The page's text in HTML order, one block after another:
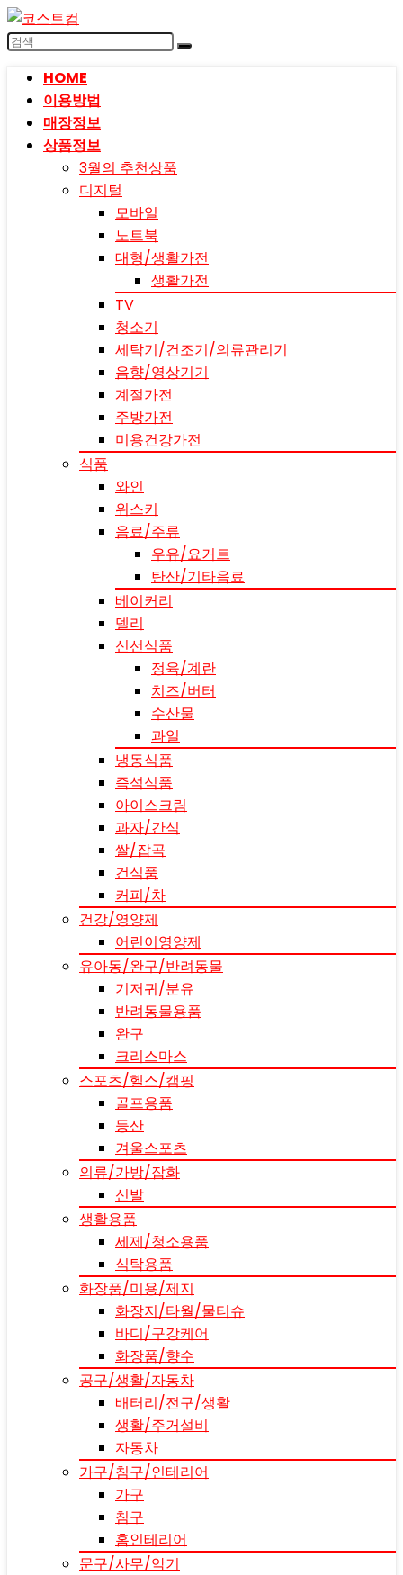
HOME
이용방법
매장정보
상품정보
3월의 추천상품
디지털
모바일
노트북
대형/생활가전
생활가전
TV
청소기
세탁기/건조기/의류관리기
음향/영상기기
계절가전
주방가전
미용건강가전
식품
와인
위스키
음료/주류
우유/요거트
탄산/기타음료
베이커리
델리
신선식품
정육/계란
치즈/버터
수산물
과일
냉동식품
즉석식품
아이스크림
과자/간식
쌀/잡곡
건식품
커피/차
건강/영양제
어린이영양제
유아동/완구/반려동물
기저귀/분유
반려동물용품
완구
크리스마스
스포츠/헬스/캠핑
골프용품
등산
겨울스포츠
의류/가방/잡화
신발
생활용품
세제/청소용품
식탁용품
화장품/미용/제지
화장지/타월/물티슈
바디/구강케어
화장품/향수
공구/생활/자동차
배터리/전구/생활
생활/주거설비
자동차
가구/침구/인테리어
가구
침구
홈인테리어
문구/사무/악기